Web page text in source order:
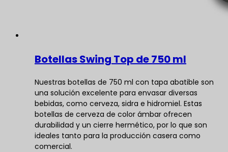
Botellas Swing Top de 750 ml
Nuestras botellas de 750 ml con tapa abatible son
una solución excelente para envasar diversas
bebidas, como cerveza, sidra e hidromiel. Estas
botellas de cerveza de color ámbar ofrecen
durabilidad y un cierre hermético, por lo que son
ideales tanto para la producción casera como
comercial.